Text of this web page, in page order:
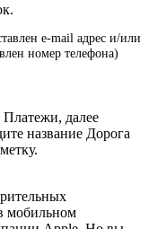
e-mail адрес и/или
номер телефона)
далее
название Дорога
мобильном